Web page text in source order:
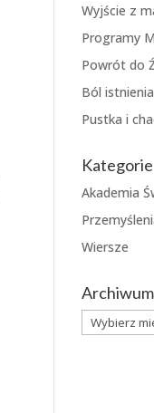
Wyjście z
Programy
Powrót do
Ból istnienia
Pustka i
Kategorie
Akademia
Wiersze
Archiwum
artykułów